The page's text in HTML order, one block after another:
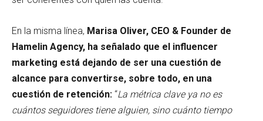
En la misma línea, Marisa Oliver, CEO & Founder de
Hamelin Agency, ha señalado que el influencer
marketing está dejando de ser una cuestión de
alcance para convertirse, sobre todo, en una
cuestión de retención: “La métrica clave ya no es
cuántos seguidores tiene alguien, sino cuánto tiempo